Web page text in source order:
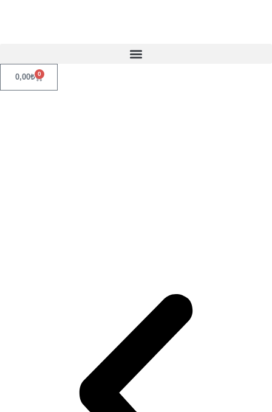
0,00₺ 0